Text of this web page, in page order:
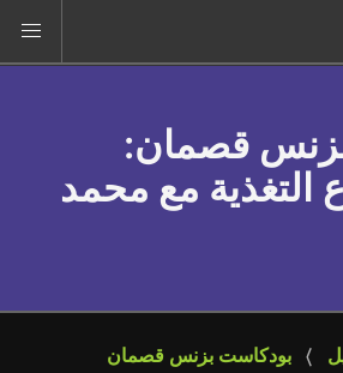
قصمان:
مع محمد
بودكاست بزنس قصمان